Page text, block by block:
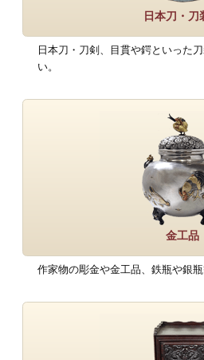
日本刀・刀
日本刀・刀剣、目貫や鍔といった
い。
金工品
作家物の彫金や金工品、鉄瓶や銀瓶